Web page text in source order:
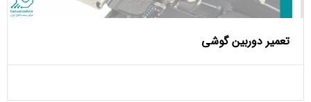
تعمیر دوربین گوشی